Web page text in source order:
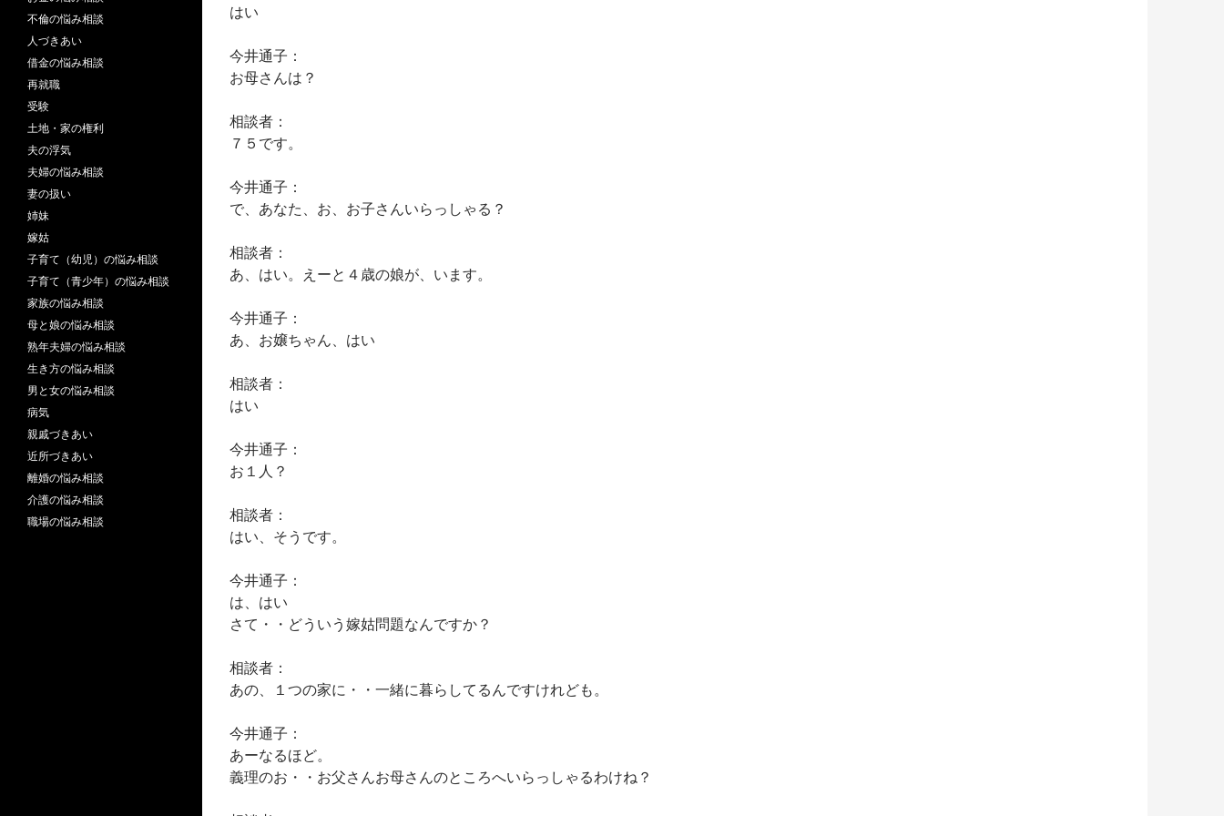
はい
今井通子：
お母さんは？
相談者：
７５です。
今井通子：
で、あなた、お、お子さんいらっしゃる？
相談者：
あ、はい。えーと４歳の娘が、います。
今井通子：
あ、お嬢ちゃん、はい
相談者：
はい
今井通子：
お１人？
相談者：
はい、そうです。
今井通子：
は、はい
さて・・どういう嫁姑問題なんですか？
相談者：
あの、１つの家に・・一緒に暮らしてるんですけれども。
今井通子：
あーなるほど。
義理のお・・お父さんお母さんのところへいらっしゃるわけね？
不倫の悩み相談
人づきあい
借金の悩み相談
再就職
受験
土地・家の権利
夫の浮気
夫婦の悩み相談
妻の扱い
姉妹
嫁姑
子育て（幼児）の悩み相談
子育て（青少年）の悩み相談
家族の悩み相談
母と娘の悩み相談
熟年夫婦の悩み相談
生き方の悩み相談
男と女の悩み相談
病気
親戚づきあい
近所づきあい
離婚の悩み相談
介護の悩み相談
職場の悩み相談